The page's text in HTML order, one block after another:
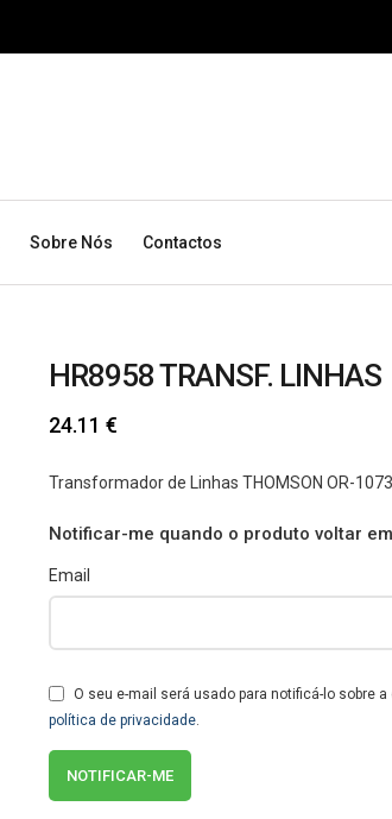
Sobre Nós Contactos
HR8958 TRANSF. LINHAS
24.11 €
Transformador de Linhas THOMSON OR-
Notificar-me quando o produto voltar
Email
O seu e-mail será usado para notificá-lo sobre
política de privacidade.